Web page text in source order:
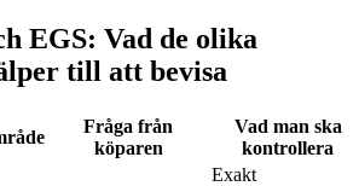
EGS: Vad de olika
till att bevisa
Fråga från
köparen
Vad man ska
kontrollera
Exakt